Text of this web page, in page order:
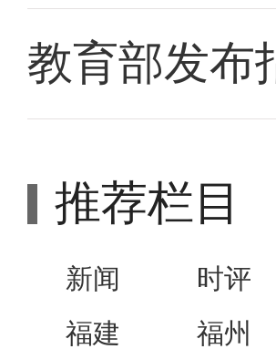
教育部发布
推荐栏目
新闻 时评
福建
福州